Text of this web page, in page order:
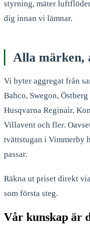
styrning, mäter
dig innan vi lämnar.
Alla märken,
Vi byter aggregat från
Bahco, Swegon,
Husqvarna Reginair,
Villavent och fler.
tvättstugan i Vimmerby
passar.
Räkna ut priset direkt
som första steg.
Vår kunskap är